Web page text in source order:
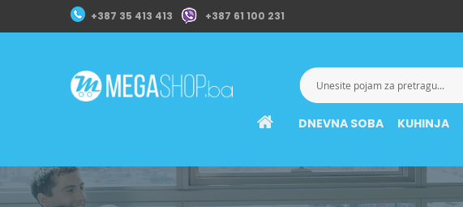
+387 35 413 413 +387 61 100 231
DNEVNA SOBA KUHINJA